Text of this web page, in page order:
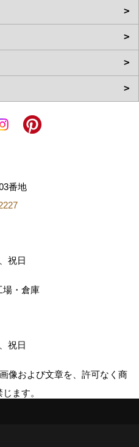
番地
祝日
場・倉庫
祝日
像および文章を、許可なく商
ます。
Reserved.